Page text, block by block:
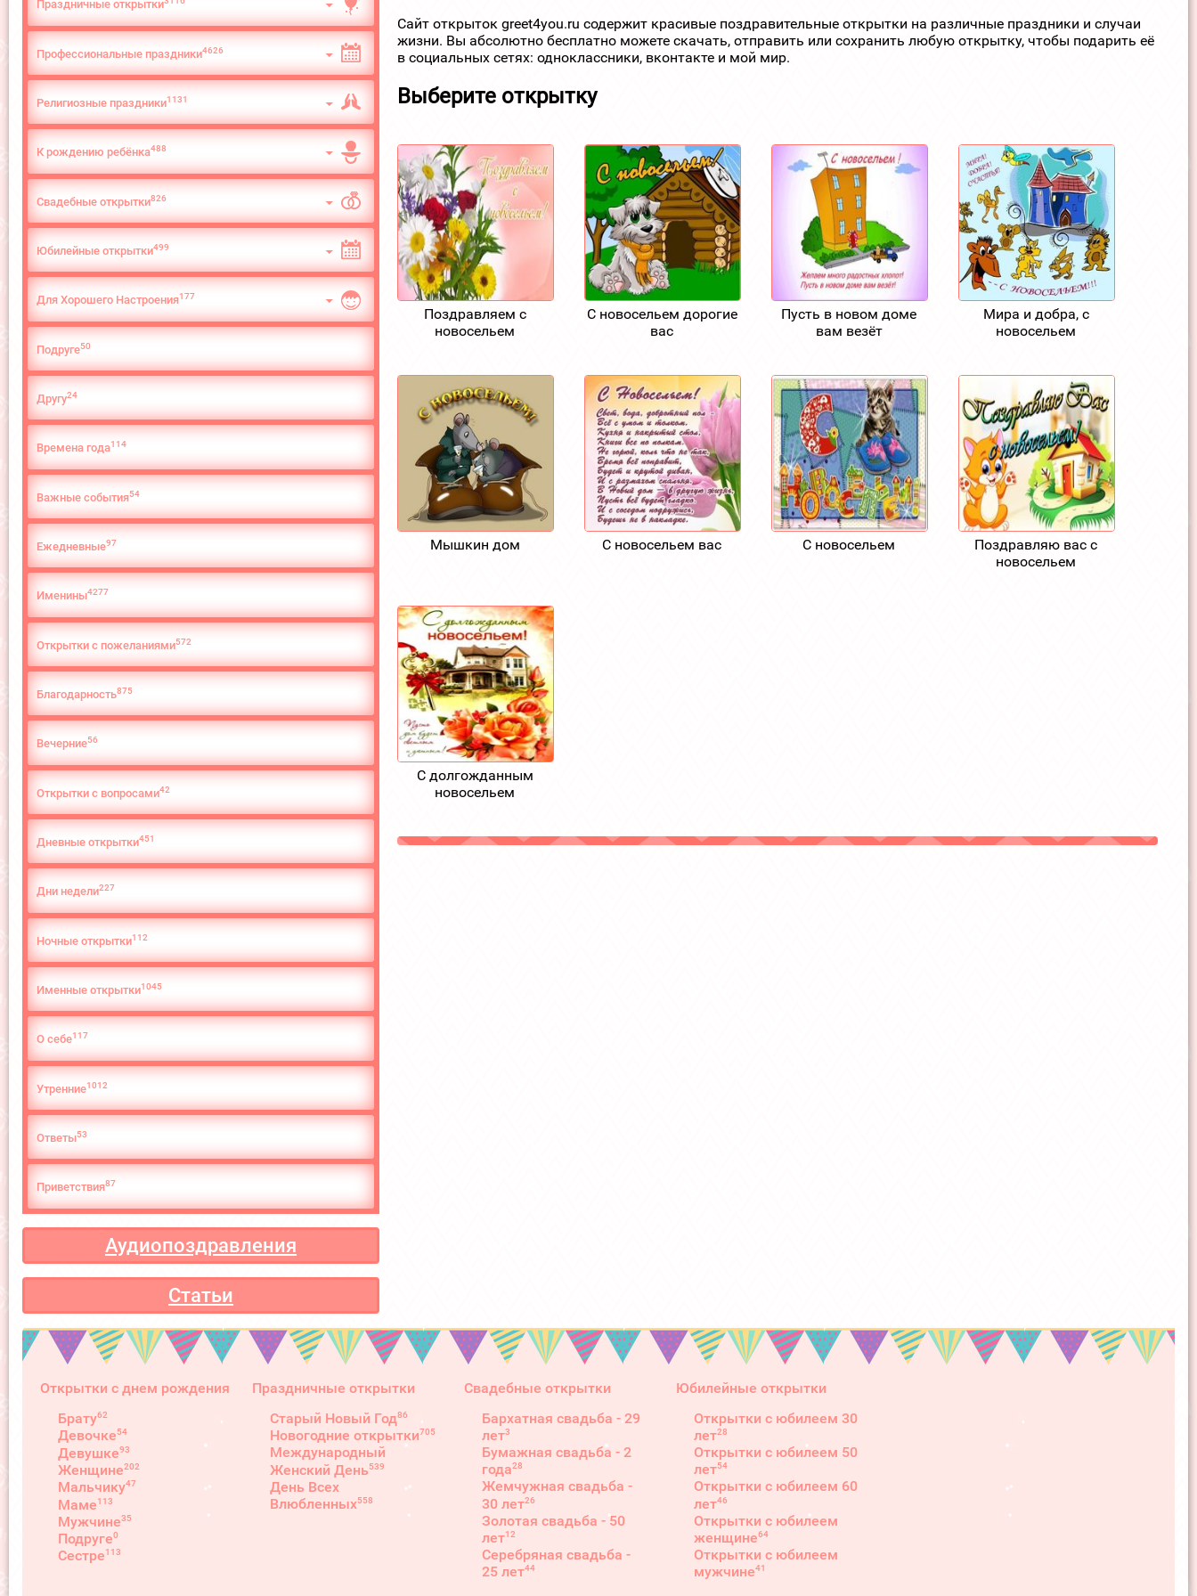
Праздничные открытки
Профессиональные праздники4626
Религиозные праздники1131
К рождению ребёнка488
Свадебные открытки826
Юбилейные открытки499
Для Хорошего Настроения177
Подруге50
Другу24
Времена года114
Важные события54
Ежедневные97
Именины4277
Открытки с пожеланиями572
Благодарность875
Вечерние56
Открытки с вопросами42
Дневные открытки451
Дни недели227
Ночные открытки112
Именные открытки1045
О cебе117
Утренние1012
Ответы53
Приветствия87
Аудиопоздравления
Статьи
Сайт открыток greet4you.ru содержит красивые поздравительные открытки на различные праздники и случаи
жизни. Вы абсолютно бесплатно можете скачать, отправить или сохранить любую открытку, чтобы подарить её
в социальных сетях: одноклассники, вконтакте и мой мир.
Выберите открытку
Поздравляем с
новосельем
С новосельем дорогие
вас
Пусть в новом доме
вам везёт
Мира и добра, с
новосельем
Мышкин дом С новосельем вас С новосельем
Поздравляю вас с
новосельем
С долгожданным
новосельем
Открытки с днем рождения
Брату62
Девочке54
Девушке93
Женщине202
Мальчику47
Маме113
Мужчине35
Подруге0
Сестре113
Праздничные открытки
Старый Новый Год86
Новогодние открытки705
Международный
Женский День539
День Всех
Влюбленных558
Свадебные открытки
Бархатная свадьба - 29
лет3
Бумажная свадьба - 2
года28
Жемчужная свадьба -
30 лет26
Золотая свадьба - 50
лет12
Серебряная свадьба -
25 лет44
Юбилейные открытки
Открытки с юбилеем 30
лет28
Открытки с юбилеем 50
лет54
Открытки с юбилеем 60
лет46
Открытки с юбилеем
женщине64
Открытки с юбилеем
мужчине41